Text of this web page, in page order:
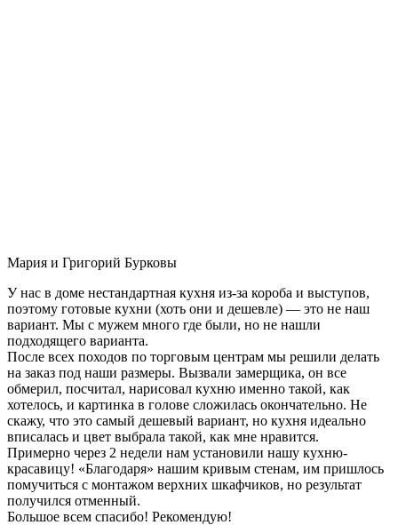
Мария и Григорий Бурковы
У нас в доме нестандартная кухня из-за короба и выступов,
поэтому готовые кухни (хоть они и дешевле) — это не наш
вариант. Мы с мужем много где были, но не нашли
подходящего варианта.
После всех походов по торговым центрам мы решили делать
на заказ под наши размеры. Вызвали замерщика, он все
обмерил, посчитал, нарисовал кухню именно такой, как
хотелось, и картинка в голове сложилась окончательно. Не
скажу, что это самый дешевый вариант, но кухня идеально
вписалась и цвет выбрала такой, как мне нравится.
Примерно через 2 недели нам установили нашу кухню-
красавицу! «Благодаря» нашим кривым стенам, им пришлось
помучиться с монтажом верхних шкафчиков, но результат
получился отменный.
Большое всем спасибо! Рекомендую!